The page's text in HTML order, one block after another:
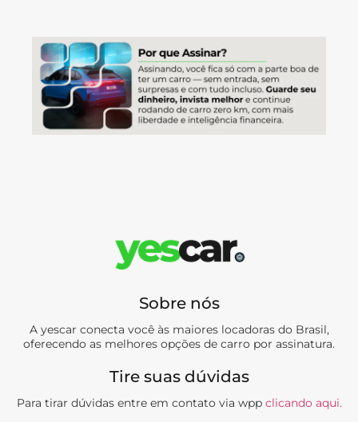
Sobre nós
A yescar conecta você às maiores locadoras do Brasil,
oferecendo as melhores opções de carro por assinatura.
Tire suas dúvidas
Para tirar dúvidas entre em contato via wpp clicando aqui.